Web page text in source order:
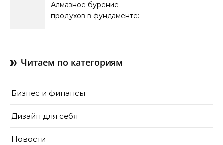
Алмазное бурение
продухов в фундаменте:
Читаем по категориям
Бизнес и финансы
Дизайн для себя
Новости